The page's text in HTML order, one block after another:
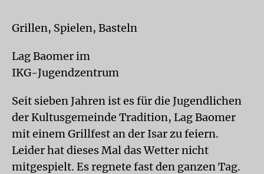
Grillen, Spielen, Basteln
Lag Baomer im
IKG-Jugendzentrum
Seit sieben Jahren ist es für die Jugendlichen
der Kultusgemeinde Tradition, Lag Baomer
mit einem Grillfest an der Isar zu feiern.
Leider hat dieses Mal das Wetter nicht
mitgespielt. Es regnete fast den ganzen Tag.